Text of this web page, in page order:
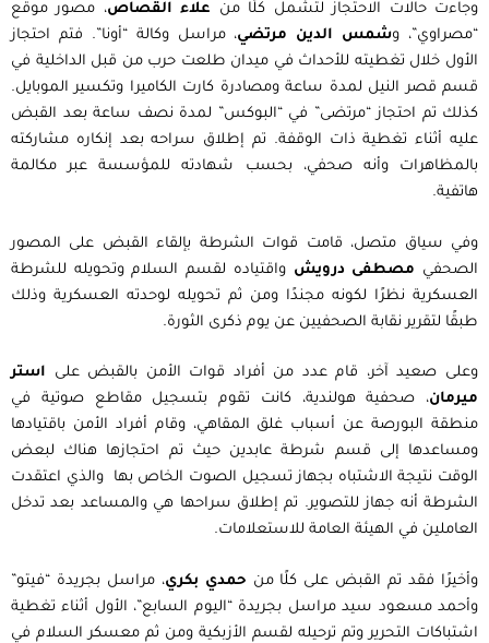
وجاءت حالات الاحتجاز لتشمل كلًا من علاء القصاص، مصور موقع
“مصراوي”، وشمس الدين مرتضي، مراسل وكالة “أونا”. فتم احتجاز
الأول خلال تغطيته للأحداث في ميدان طلعت حرب من قبل الداخلية في
قسم قصر النيل لمدة ساعة ومصادرة كارت الكاميرا وتكسير الموبايل.
كذلك تم احتجاز “مرتضى” في “البوكس” لمدة نصف ساعة بعد القبض
عليه أثناء تغطية ذات الوقفة. تم إطلاق سراحه بعد إنكاره مشاركته
بالمظاهرات وأنه صحفي، بحسب شهادته للمؤسسة عبر مكالمة
هاتفية.
وفي سياق متصل، قامت قوات الشرطة بإلقاء القبض على المصور
الصحفي مصطفى درويشواقتياده لقسم السلام وتحويله للشرطة
العسكرية نظرًا لكونه مجندًا ومن ثم تحويله لوحدته العسكرية وذلك
طبقًا لتقرير نقابة الصحفيين عن يوم ذكرى الثورة.
وعلى صعيد آخر، قام عدد من أفراد قوات الأمن بالقبض علىاستر
ميرمان، صحفية هولندية، كانت تقوم بتسجيل مقاطع صوتية في
منطقة البورصة عن أسباب غلق المقاهي، وقام أفراد الأمن باقتيادها
ومساعدها إلى قسم شرطة عابدين حيث تم احتجازها هناك لبعض
الوقت نتيجة الاشتباه بجهاز تسجيل الصوت الخاص بها والذي اعتقدت
الشرطة أنه جهاز للتصوير. تم إطلاق سراحها هي والمساعد بعد تدخل
العاملين في الهيئة العامة للاستعلامات.
وأخيرًا فقد تم القبض على كلًا من حمدي بكري، مراسل بجريدة “فيتو”
وأحمد مسعود سيد مراسل بجريدة “اليوم السابع”، الأول أثناء تغطية
اشتباكات التحرير وتم ترحيله لقسم الأزبكية ومن ثم معسكر السلام في